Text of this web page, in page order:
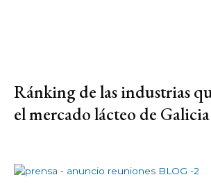
Ránking de las industrias
el mercado lácteo de